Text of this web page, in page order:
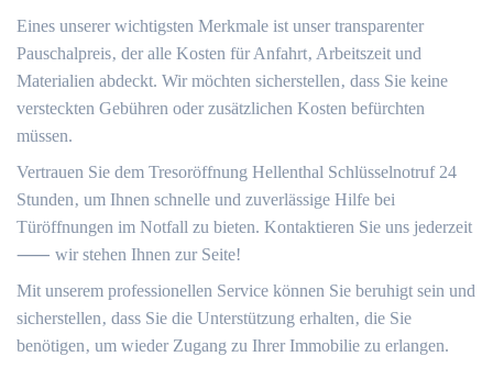
Eines unserer wichtigsten Merkmale ist unser transparenter
Pauschalpreis‚ der alle Kosten für Anfahrt‚ Arbeitszeit und
Materialien abdeckt.​ Wir möchten sicherstellen‚ dass Sie keine
versteckten Gebühren oder zusätzlichen Kosten befürchten
müssen.
Vertrauen Sie dem Tresoröffnung Hellenthal Schlüsselnotruf 24
Stunden‚ um Ihnen schnelle und zuverlässige Hilfe bei
Türöffnungen im Notfall zu bieten. Kontaktieren Sie uns jederzeit
⸺ wir stehen Ihnen zur Seite!
Mit unserem professionellen Service können Sie beruhigt sein und
sicherstellen‚ dass Sie die Unterstützung erhalten‚ die Sie
benötigen‚ um wieder Zugang zu Ihrer Immobilie zu erlangen.​